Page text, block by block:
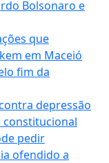
Bolsonaro e
que
em Maceió
fim da
depressão
constitucional
pedir
ofendido a